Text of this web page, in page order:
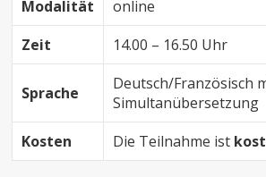
Modalität
online
Zeit
14.00 – 16.50 Uhr
Sprache
Deutsch/Französisch
Simultanübersetzung
Kosten
Die Teilnahme ist